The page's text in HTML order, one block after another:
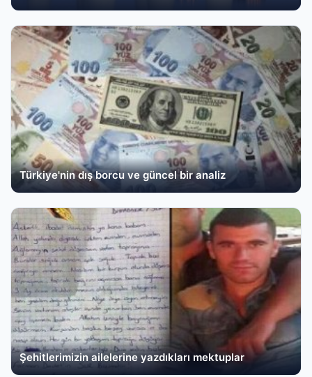
Türkiye'nin dış borcu ve güncel bir analiz
Şehitlerimizin ailelerine yazdıkları mektuplar